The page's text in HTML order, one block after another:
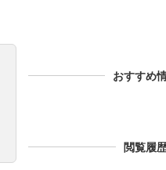
おすすめ
閲覧履